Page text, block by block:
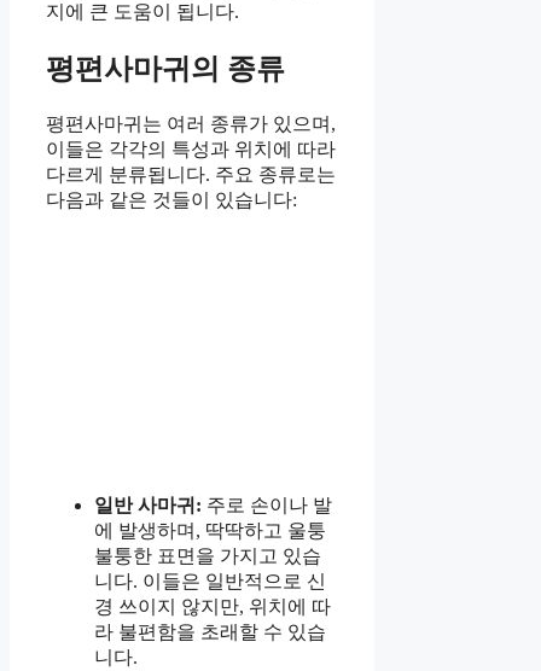
지에 큰 도움이 됩니다.
평편사마귀의 종류
평편사마귀는 여러 종류가 있으며,
이들은 각각의 특성과 위치에 따라
다르게 분류됩니다. 주요 종류로는
다음과 같은 것들이 있습니다:
일반 사마귀: 주로 손이나 발
에 발생하며, 딱딱하고 울퉁
불퉁한 표면을 가지고 있습
니다. 이들은 일반적으로 신
경 쓰이지 않지만, 위치에 따
라 불편함을 초래할 수 있습
니다.